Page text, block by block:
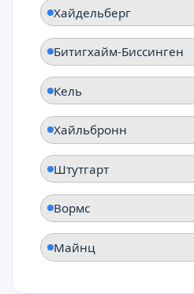
Хайдельберг
Битигхайм-Биссинген
Кель
Хайльбронн
Штутгарт
Вормс
Майнц